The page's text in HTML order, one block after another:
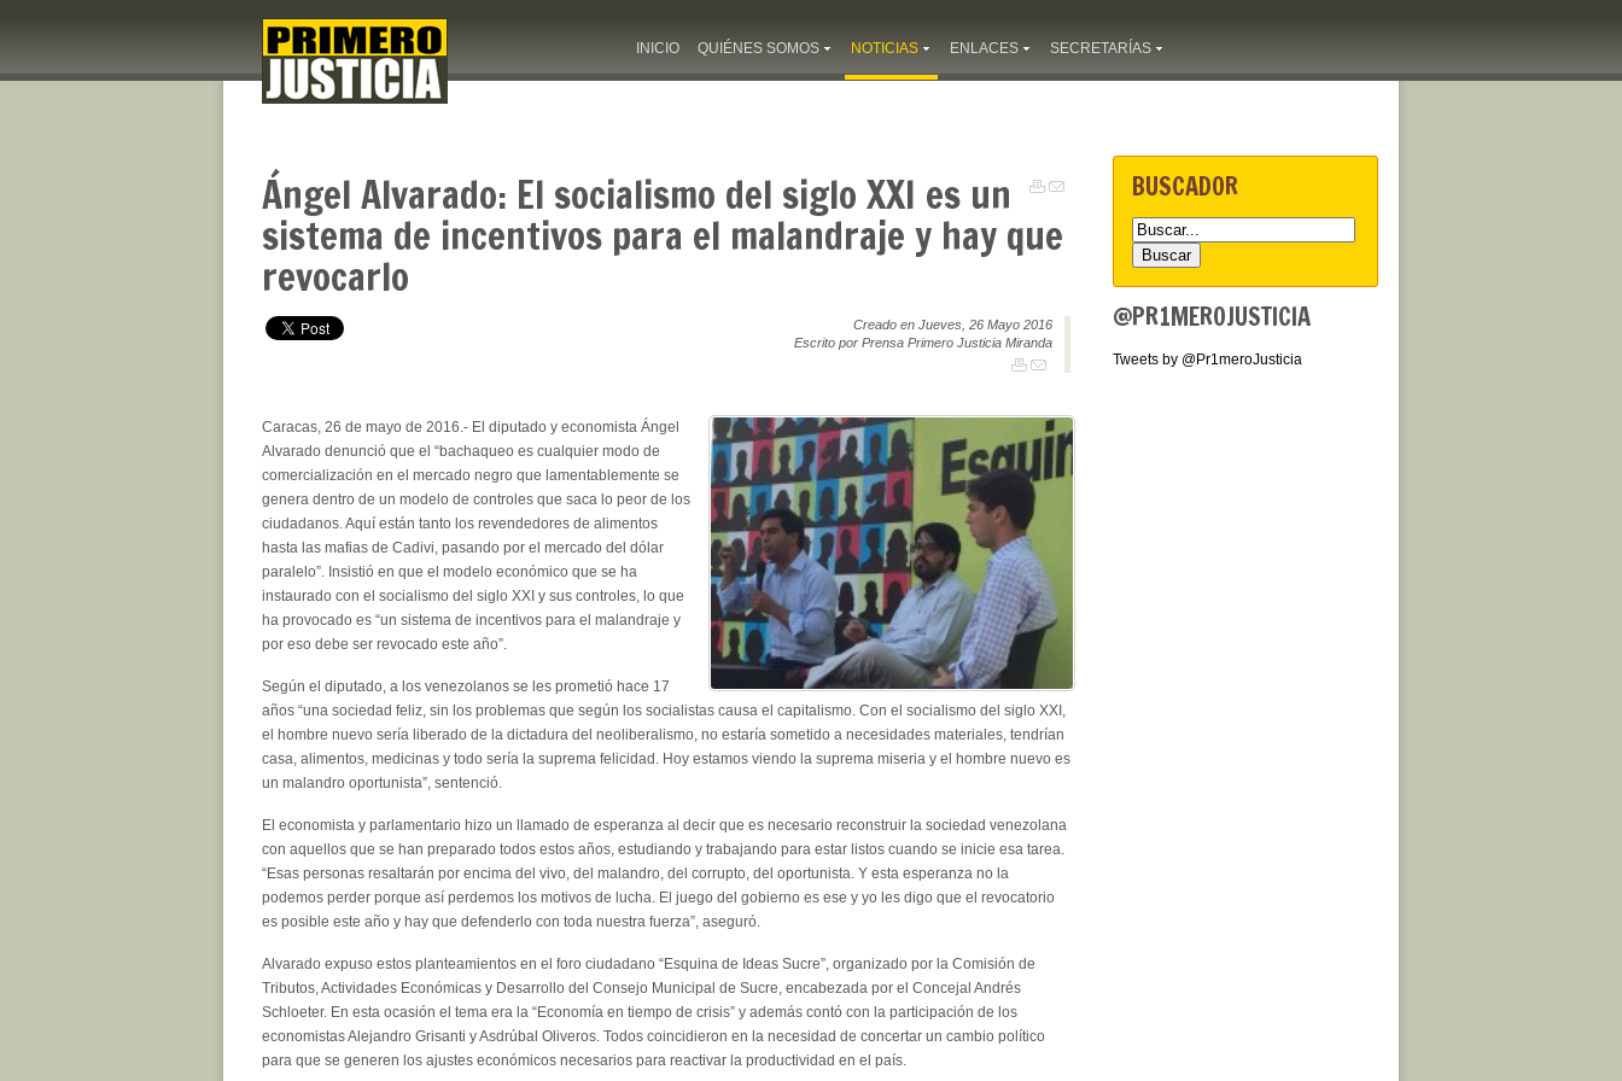
INICIO QUIÉNES SOMOS NOTICIAS ENLACES SECRETARÍAS
Ángel Alvarado: El socialismo del siglo XXI es un
sistema de incentivos para el malandraje y hay que
revocarlo
Creado en Jueves, 26 Mayo 2016
Escrito por Prensa Primero Justicia Miranda
Caracas, 26 de mayo de 2016.- El diputado y economista Ángel
Alvarado denunció que el “bachaqueo es cualquier modo de
comercialización en el mercado negro que lamentablemente se
genera dentro de un modelo de controles que saca lo peor de los
ciudadanos. Aquí están tanto los revendedores de alimentos
hasta las mafias de Cadivi, pasando por el mercado del dólar
paralelo”. Insistió en que el modelo económico que se ha
instaurado con el socialismo del siglo XXI y sus controles, lo que
ha provocado es “un sistema de incentivos para el malandraje y
por eso debe ser revocado este año”.
Según el diputado, a los venezolanos se les prometió hace 17
años “una sociedad feliz, sin los problemas que según los socialistas causa el capitalismo. Con el socialismo del siglo XXI,
el hombre nuevo sería liberado de la dictadura del neoliberalismo, no estaría sometido a necesidades materiales, tendrían
casa, alimentos, medicinas y todo sería la suprema felicidad. Hoy estamos viendo la suprema miseria y el hombre nuevo es
un malandro oportunista”, sentenció.
El economista y parlamentario hizo un llamado de esperanza al decir que es necesario reconstruir la sociedad venezolana
con aquellos que se han preparado todos estos años, estudiando y trabajando para estar listos cuando se inicie esa tarea.
“Esas personas resaltarán por encima del vivo, del malandro, del corrupto, del oportunista. Y esta esperanza no la
podemos perder porque así perdemos los motivos de lucha. El juego del gobierno es ese y yo les digo que el revocatorio
es posible este año y hay que defenderlo con toda nuestra fuerza”, aseguró.
Alvarado expuso estos planteamientos en el foro ciudadano “Esquina de Ideas Sucre”, organizado por la Comisión de
Tributos, Actividades Económicas y Desarrollo del Consejo Municipal de Sucre, encabezada por el Concejal Andrés
Schloeter. En esta ocasión el tema era la “Economía en tiempo de crisis” y además contó con la participación de los
economistas Alejandro Grisanti y Asdrúbal Oliveros. Todos coincidieron en la necesidad de concertar un cambio político
para que se generen los ajustes económicos necesarios para reactivar la productividad en el país.
BUSCADOR
@PR1MEROJUSTICIA
Tweets by @Pr1meroJusticia